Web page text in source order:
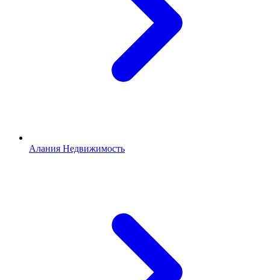
Алания Недвижимость